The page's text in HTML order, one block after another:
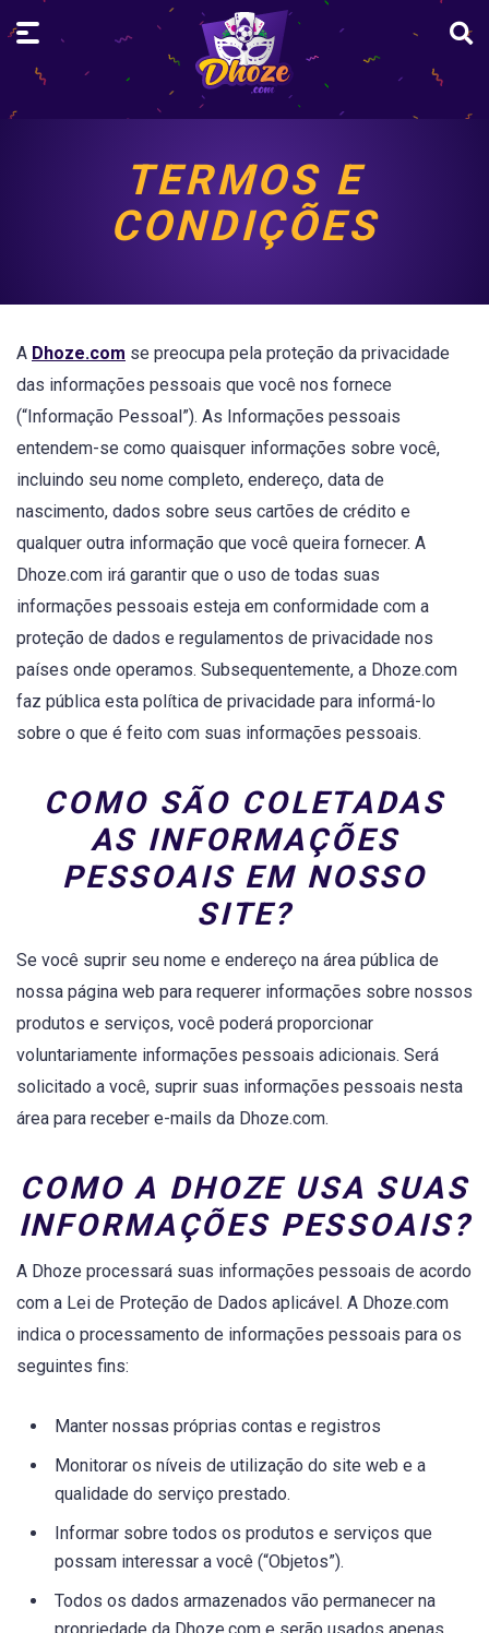
TERMOS E
CONDIÇÕES
A Dhoze.com se preocupa pela proteção da privacidade
das informações pessoais que você nos fornece
(“Informação Pessoal”). As Informações pessoais
entendem-se como quaisquer informações sobre você,
incluindo seu nome completo, endereço, data de
nascimento, dados sobre seus cartões de crédito e
qualquer outra informação que você queira fornecer. A
Dhoze.com irá garantir que o uso de todas suas
informações pessoais esteja em conformidade com a
proteção de dados e regulamentos de privacidade nos
países onde operamos. Subsequentemente, a Dhoze.com
faz pública esta política de privacidade para informá-lo
sobre o que é feito com suas informações pessoais.
COMO SÃO COLETADAS
AS INFORMAÇÕES
PESSOAIS EM NOSSO
SITE?
Se você suprir seu nome e endereço na área pública de
nossa página web para requerer informações sobre nossos
produtos e serviços, você poderá proporcionar
voluntariamente informações pessoais adicionais. Será
solicitado a você, suprir suas informações pessoais nesta
área para receber e-mails da Dhoze.com.
COMO A DHOZE USA SUAS
INFORMAÇÕES PESSOAIS?
A Dhoze processará suas informações pessoais de acordo
com a Lei de Proteção de Dados aplicável. A Dhoze.com
indica o processamento de informações pessoais para os
seguintes fins:
Manter nossas próprias contas e registros
Monitorar os níveis de utilização do site web e a
qualidade do serviço prestado.
Informar sobre todos os produtos e serviços que
possam interessar a você (“Objetos”).
Todos os dados armazenados vão permanecer na